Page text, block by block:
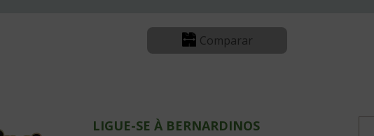
Comparar
LIGUE-SE À BERNARDINOS